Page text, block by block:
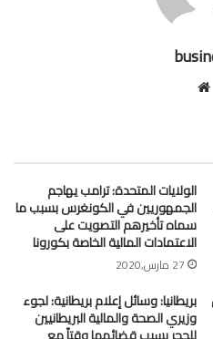
الولايات المتحدة: ترامب يهاجم
الجمهوريين في الكونغرس بسبب ما
سماه تأخيرهم التصويت على
الاعتمادات المالية الخاصة بكورونا
27 مارس,2020
بريطانيا: وسائل إعلام بريطانية: لجوء
وزيري الصحة والمالية البريطانيين